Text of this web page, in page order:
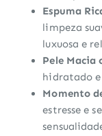
Espuma
limpeza
luxuosa e
Pele Macia
hidratado
Momento
estresse e